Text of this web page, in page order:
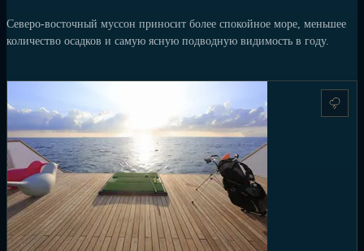
Северо-восточный муссон приносит более спокойное море, меньшее
количество осадков и самую ясную подводную видимость в году.